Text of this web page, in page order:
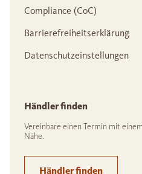
Compliance (CoC)
Barrierefreiheitserklärung
Datenschutzeinstellungen
Händler finden
Vereinbare einen Termin mit
Nähe.
Händler finden